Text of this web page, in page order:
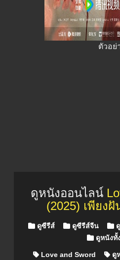
ตัวอย่
ดูหนังออนไลน์
(2025) เพียง
Posted in
ดูซีรีส์ ดูซีรีส์จีน ดู
ดูหนังทั้
Love and Sword ดู